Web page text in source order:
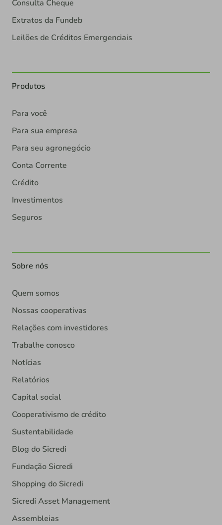
Consulta Cheque
Extratos da Fundeb
Leilões de Créditos Emergenciais
Produtos
Para você
Para sua empresa
Para seu agronegócio
Conta Corrente
Crédito
Investimentos
Seguros
Sobre nós
Quem somos
Nossas cooperativas
Relações com investidores
Trabalhe conosco
Notícias
Relatórios
Capital social
Cooperativismo de crédito
Sustentabilidade
Blog do Sicredi
Fundação Sicredi
Shopping do Sicredi
Sicredi Asset Management
Assembleias